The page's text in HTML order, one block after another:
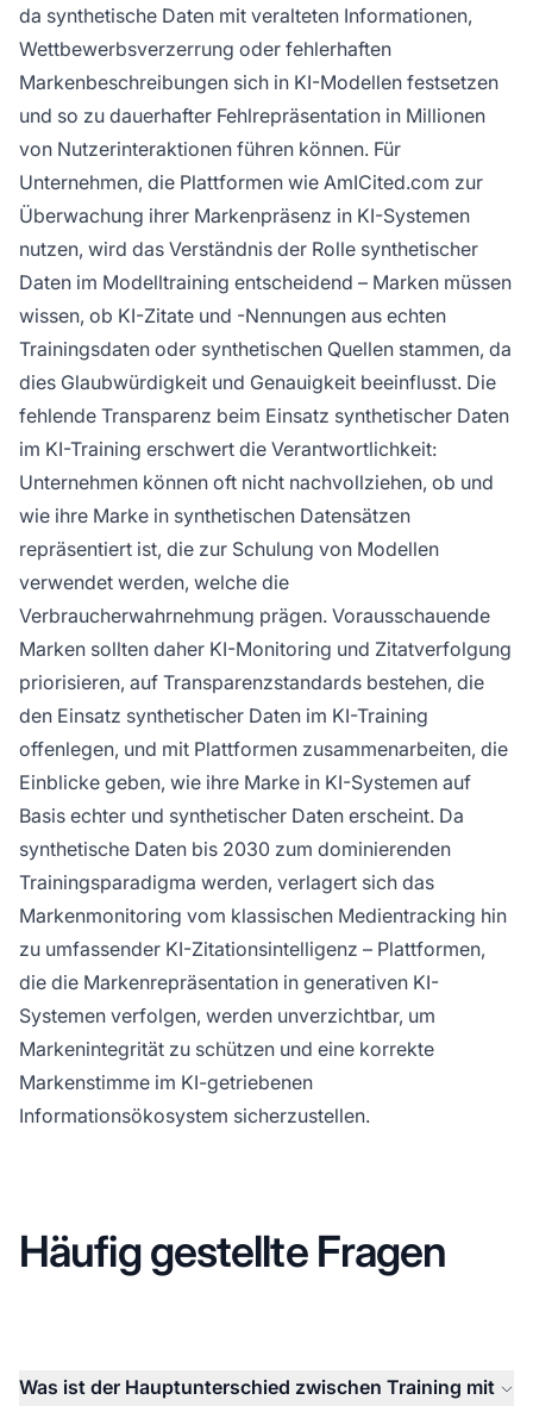
da synthetische Daten mit veralteten Informationen,
Wettbewerbsverzerrung oder fehlerhaften
Markenbeschreibungen sich in KI-Modellen festsetzen
und so zu dauerhafter Fehlrepräsentation in Millionen
von Nutzerinteraktionen führen können. Für
Unternehmen, die Plattformen wie AmICited.com zur
Überwachung ihrer Markenpräsenz in KI-Systemen
nutzen, wird das Verständnis der Rolle synthetischer
Daten im Modelltraining entscheidend – Marken müssen
wissen, ob KI-Zitate und -Nennungen aus echten
Trainingsdaten oder synthetischen Quellen stammen, da
dies Glaubwürdigkeit und Genauigkeit beeinflusst. Die
fehlende Transparenz beim Einsatz synthetischer Daten
im KI-Training erschwert die Verantwortlichkeit:
Unternehmen können oft nicht nachvollziehen, ob und
wie ihre Marke in synthetischen Datensätzen
repräsentiert ist, die zur Schulung von Modellen
verwendet werden, welche die
Verbraucherwahrnehmung prägen. Vorausschauende
Marken sollten daher KI-Monitoring und Zitatverfolgung
priorisieren, auf Transparenzstandards bestehen, die
den Einsatz synthetischer Daten im KI-Training
offenlegen, und mit Plattformen zusammenarbeiten, die
Einblicke geben, wie ihre Marke in KI-Systemen auf
Basis echter und synthetischer Daten erscheint. Da
synthetische Daten bis 2030 zum dominierenden
Trainingsparadigma werden, verlagert sich das
Markenmonitoring vom klassischen Medientracking hin
zu umfassender KI-Zitationsintelligenz – Plattformen,
die die Markenrepräsentation in generativen KI-
Systemen verfolgen, werden unverzichtbar, um
Markenintegrität zu schützen und eine korrekte
Markenstimme im KI-getriebenen
Informationsökosystem sicherzustellen.
Häufig gestellte Fragen
Was ist der Hauptunterschied zwischen Training mit